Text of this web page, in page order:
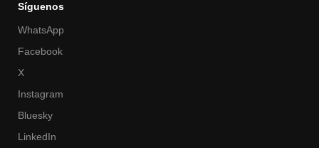
Síguenos
WhatsApp
Facebook
X
Instagram
Bluesky
LinkedIn